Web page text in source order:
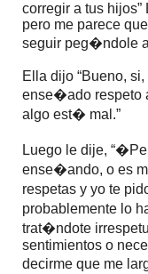
corregir a tus hijos”
pero me parece
seguir peg�ndole
Ella dijo “Bueno,
ense�ado respeto
algo est� mal.”
Luego le dije,
ense�ando, o es
respetas y yo te
probablemente lo
trat�ndote
sentimientos o
decirme que me